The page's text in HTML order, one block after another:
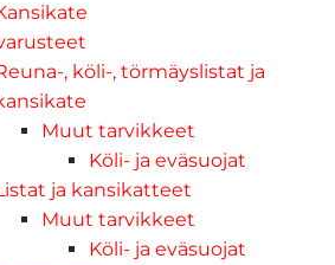
, köli-, törmäyslistat ja
Muut tarvikkeet
Köli- ja eväsuojat
ja kansikatteet
Muut tarvikkeet
Köli- ja eväsuojat